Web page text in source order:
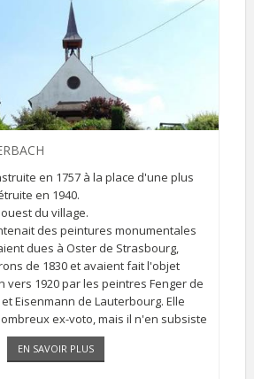
en 1757 à la place d'une plus
en 1940.
du village.
des peintures monumentales
dues à Oster de Strasbourg,
de 1830 et avaient fait l'objet
vers 1920 par les peintres Fenger de
Eisenmann de Lauterbourg. Elle
ex-voto, mais il n'en subsiste
[...]
EN SAVOIR PLUS